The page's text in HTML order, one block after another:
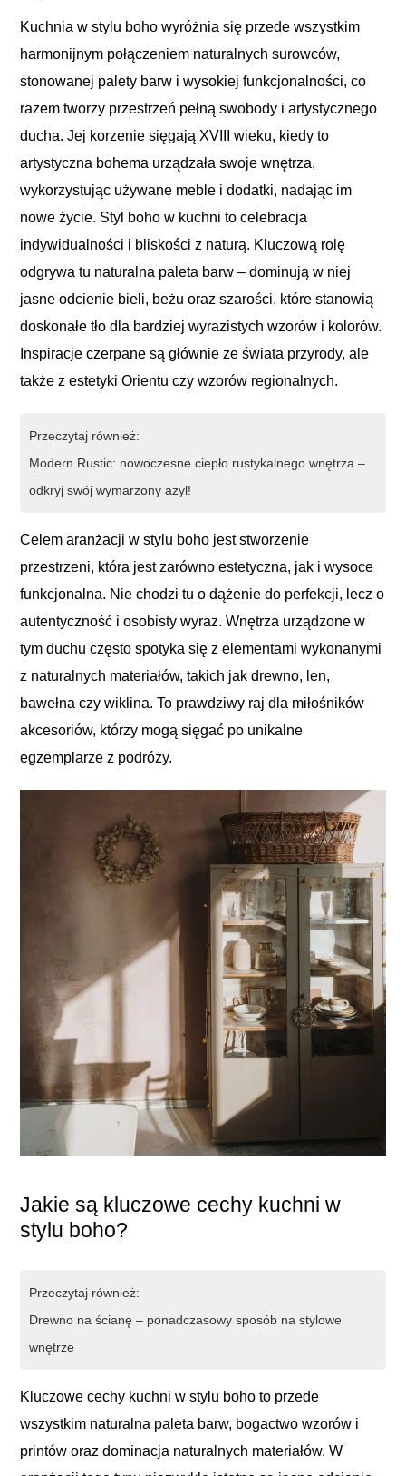
Kuchnia w stylu boho wyróżnia się przede wszystkim
harmonijnym połączeniem naturalnych surowców,
stonowanej palety barw i wysokiej funkcjonalności, co
razem tworzy przestrzeń pełną swobody i artystycznego
ducha. Jej korzenie sięgają XVIII wieku, kiedy to
artystyczna bohema urządzała swoje wnętrza,
wykorzystując używane meble i dodatki, nadając im
nowe życie. Styl boho w kuchni to celebracja
indywidualności i bliskości z naturą. Kluczową rolę
odgrywa tu naturalna paleta barw – dominują w niej
jasne odcienie bieli, beżu oraz szarości, które stanowią
doskonałe tło dla bardziej wyrazistych wzorów i kolorów.
Inspiracje czerpane są głównie ze świata przyrody, ale
także z estetyki Orientu czy wzorów regionalnych.
Przeczytaj również:
Modern Rustic: nowoczesne ciepło rustykalnego wnętrza –
odkryj swój wymarzony azyl!
Celem aranżacji w stylu boho jest stworzenie
przestrzeni, która jest zarówno estetyczna, jak i wysoce
funkcjonalna. Nie chodzi tu o dążenie do perfekcji, lecz o
autentyczność i osobisty wyraz. Wnętrza urządzone w
tym duchu często spotyka się z elementami wykonanymi
z naturalnych materiałów, takich jak drewno, len,
bawełna czy wiklina. To prawdziwy raj dla miłośników
akcesoriów, którzy mogą sięgać po unikalne
egzemplarze z podróży.
Jakie są kluczowe cechy kuchni w
stylu boho?
Przeczytaj również:
Drewno na ścianę – ponadczasowy sposób na stylowe
wnętrze
Kluczowe cechy kuchni w stylu boho to przede
wszystkim naturalna paleta barw, bogactwo wzorów i
printów oraz dominacja naturalnych materiałów. W